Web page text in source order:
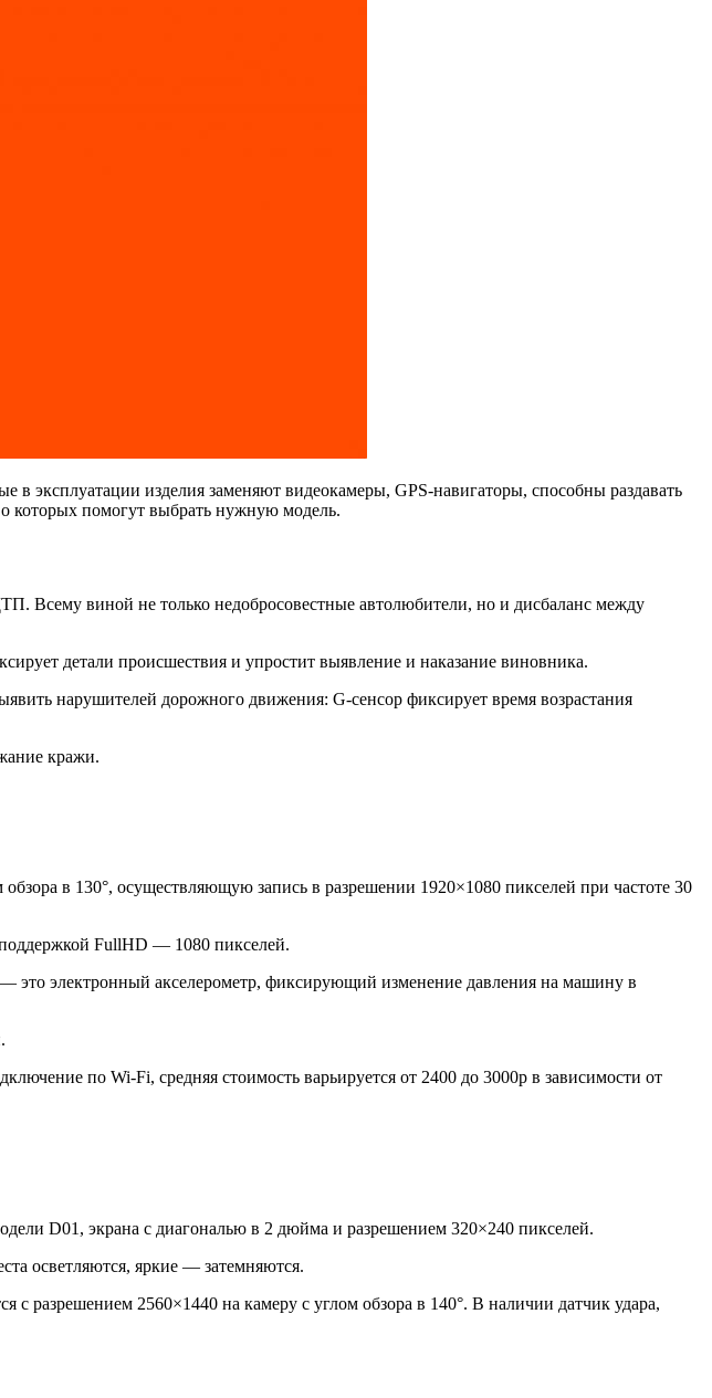
эксплуатации изделия заменяют видеокамеры, GPS-навигаторы, способны раздавать
которых помогут выбрать нужную модель.
Всему виной не только недобросовестные автолюбители, но и дисбаланс между
детали происшествия и упростит выявление и наказание виновника.
нарушителей дорожного движения: G-сенсор фиксирует время возрастания
кражи.
в 130°, осуществляющую запись в разрешении 1920×1080 пикселей при частоте 30
поддержкой FullHD — 1080 пикселей.
это электронный акселерометр, фиксирующий изменение давления на машину в
по Wi-Fi, средняя стоимость варьируется от 2400 до 3000р в зависимости от
D01, экрана с диагональю в 2 дюйма и разрешением 320×240 пикселей.
осветляются, яркие — затемняются.
разрешением 2560×1440 на камеру с углом обзора в 140°. В наличии датчик удара,